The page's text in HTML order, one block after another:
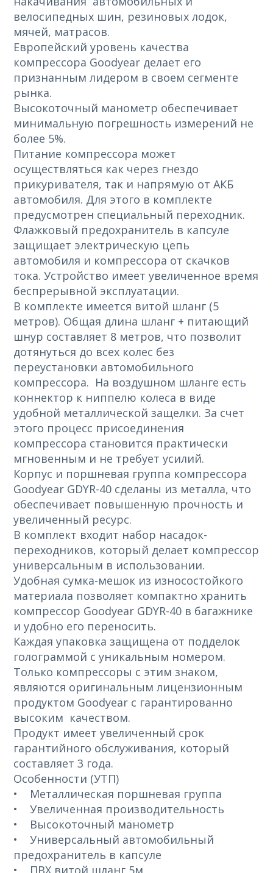
велосипедных шин, резиновых лодок,
мячей, матрасов.
Европейский уровень качества
компрессора Goodyear делает его
признанным лидером в своем сегменте
рынка.
Высокоточный манометр обеспечивает
минимальную погрешность измерений не
более 5%.
Питание компрессора может
осуществляться как через гнездо
прикуривателя, так и напрямую от АКБ
автомобиля. Для этого в комплекте
предусмотрен специальный переходник.
Флажковый предохранитель в капсуле
защищает электрическую цепь
автомобиля и компрессора от скачков
тока. Устройство имеет увеличенное время
беспрерывной эксплуатации.
В комплекте имеется витой шланг (5
метров). Общая длина шланг + питающий
шнур составляет 8 метров, что позволит
дотянуться до всех колес без
переустановки автомобильного
компрессора. На воздушном шланге есть
коннектор к ниппелю колеса в виде
удобной металлической защелки. За счет
этого процесс присоединения
компрессора становится практически
мгновенным и не требует усилий.
Корпус и поршневая группа компрессора
Goodyear GDYR-40 сделаны из металла, что
обеспечивает повышенную прочность и
увеличенный ресурс.
В комплект входит набор насадок-
переходников, который делает компрессор
универсальным в использовании.
Удобная сумка-мешок из износостойкого
материала позволяет компактно хранить
компрессор Goodyear GDYR-40 в багажнике
и удобно его переносить.
Каждая упаковка защищена от подделок
голограммой с уникальным номером.
Только компрессоры с этим знаком,
являются оригинальным лицензионным
продуктом Goodyear с гарантированно
высоким качеством.
Продукт имеет увеличенный срок
гарантийного обслуживания, который
составляет 3 года.
Особенности (УТП)
• Металлическая поршневая группа
• Увеличенная производительность
• Высокоточный манометр
• Универсальный автомобильный
предохранитель в капсуле
• ПВХ витой шланг 5м